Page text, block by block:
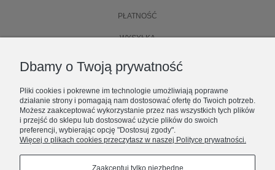
PŁATNOŚĆ
WYSYŁKA
O NAS
KONTAKT
O FIRMIE
Dbamy o Twoją prywatność
Pliki cookies i pokrewne im technologie umożliwiają poprawne
działanie strony i pomagają nam dostosować ofertę do Twoich potrzeb.
Możesz zaakceptować wykorzystanie przez nas wszystkich tych plików
i przejść do sklepu lub dostosować użycie plików do swoich
preferencji, wybierając opcję "Dostosuj zgody".
Więcej o plikach cookies przeczytasz w naszej Polityce prywatności.
Zaakceptuj tylko niezbędne